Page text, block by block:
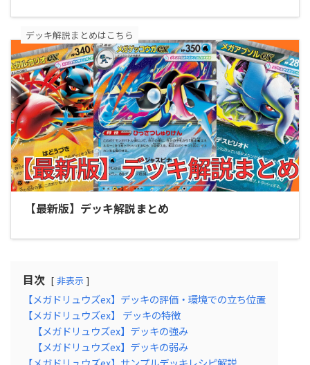
【最新版】デッキ解説まとめ
デッキ解説まとめはこちら
目次 非表示
【メガドリュウズex】デッキの評価・環境での立ち位置
【メガドリュウズex】 デッキの特徴
【メガドリュウズex】デッキの強み
【メガドリュウズex】デッキの弱み